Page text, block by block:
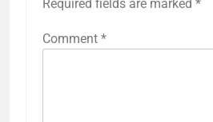
Required fields are marked *
Comment *